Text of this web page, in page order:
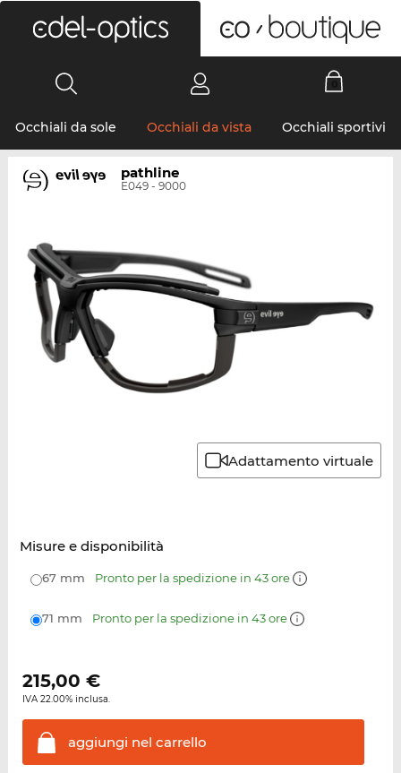
Occhiali da sole Occhiali da vista Occhiali sportivi
pathline
E049 - 9000
Adattamento virtuale
Misure e disponibilità
67 mm Pronto per la spedizione in 43 ore
71 mm Pronto per la spedizione in 43 ore
215,00 €
IVA 22.00% inclusa.
aggiungi nel carrello